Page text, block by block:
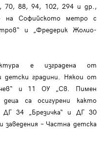
70, 88, 94, 102, 294 и др.,
Софийското метро с
и „Фредерик Жолио-
е изградена от
детски градини. Някои от
и 11 ОУ „Св. Пимен
са осигурени както
34 „Брезичка“ и ДГ 30
заведения – Частна детска